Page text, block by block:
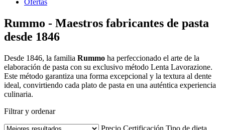
Ofertas
Rummo - Maestros fabricantes de pasta
desde 1846
Desde 1846, la familia Rummo ha perfeccionado el arte de la
elaboración de pasta con su exclusivo método Lenta Lavorazione.
Este método garantiza una forma excepcional y la textura al dente
ideal, convirtiendo cada plato de pasta en una auténtica experiencia
culinaria.
Filtrar y ordenar
Precio Certificación Tipo de dieta